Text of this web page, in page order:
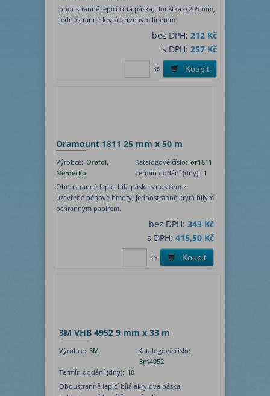
oboustranně lepicí čirtá páska, tloušťka 0,205 mm,
jednostranně krytá červeným linerem
bez DPH:212 Kč
s DPH:257 Kč
Koupit
ks
Oramount 1811 25 mm x 50 m
Výrobce: Orafol,
Německo
Katalogové číslo: or1811
Termín dodání (dny): 1
Oboustranně lepicí bílá páska s nosičem z
uzavřené pěnové hmoty, jednostranně krytá bílým
ochranným papírem.
bez DPH: 343 Kč
s DPH: 415,50 Kč
Koupit
ks
3M VHB 4952 9 mm x 33 m
Výrobce: 3M
Katalogové číslo:
3m4952
Termín dodání (dny): 10
Oboustranně lepicí bílá akrylová páska,